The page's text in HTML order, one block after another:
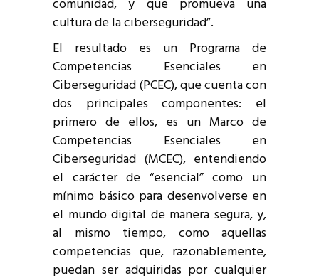
comunidad, y que promueva una
cultura de la ciberseguridad”.
El resultado es un Programa de
Competencias Esenciales en
Ciberseguridad (PCEC), que cuenta con
dos principales componentes: el
primero de ellos, es un Marco de
Competencias Esenciales en
Ciberseguridad (MCEC), entendiendo
el carácter de “esencial” como un
mínimo básico para desenvolverse en
el mundo digital de manera segura, y,
al mismo tiempo, como aquellas
competencias que, razonablemente,
puedan ser adquiridas por cualquier